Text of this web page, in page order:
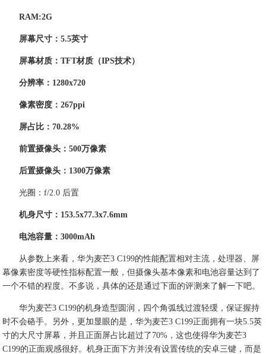
RAM:2G
屏幕尺寸：5.5英寸
屏幕材质：TFT材质（IPS技术）
分辨率：1280x720
像素密度：267ppi
屏占比：70.28%
前置摄像头：500万像素
后置摄像头：1300万像素
光圈：f/2.0 后置
机身尺寸：153.5x77.3x7.6mm
电池容量：3000mAh
从参数上来看，华为麦芒3 C199的性能配置相对主流，处理器、屏
幕像素密度等硬性指标配置一般，但摄像头基本像素和电池容量达到了
一个不错的程度。不多说，具体的还是通过下面的评测来了解一下吧。
华为麦芒3 C199的机身造型圆润，四个角弧线过渡轻缓，保证握持
时不会硌手。另外，更加显眼的是，华为麦芒3 C199正面拥有一块5.5英
寸的大尺寸屏幕，并且正面屏占比超过了70%，这也使得华为麦芒3
C199的正面观感很好。机身正面下方并没有设置传统的安卓三键，而是